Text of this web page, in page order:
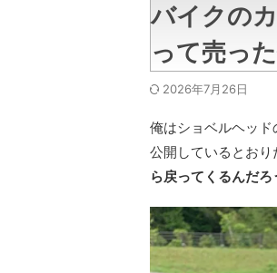
バイクの
って売っ
2026年7月26日
俺はショベルヘッド
公開しているとお
ら戻ってくるんだろ